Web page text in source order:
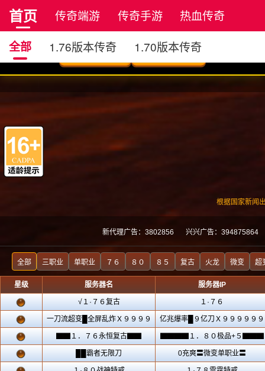
首页 传奇端游 传奇手游
热血传奇
正版传奇
全部 1.76版本传奇
1.70版本传奇
沉默版本传奇
小极品版传奇
星王合击版传奇
神器版本传奇
原始传奇